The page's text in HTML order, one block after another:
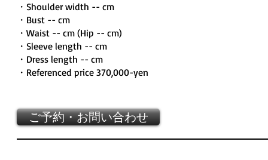
・Shoulder width -- cm
・Bust -- cm
・Waist -- cm (Hip -- cm)
・Sleeve length -- cm
・Dress length -- cm
・Referenced price 370,000-yen
ご予約・お問い合わせ